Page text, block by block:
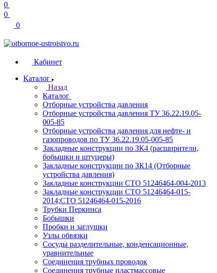
0
0
0
Кабинет
Каталог
Назад
Каталог
Отборные устройства давления
Отборные устройства давления ТУ 36.22.19.05-
005-85
Отборные устройства давления для нефте- и
газопроводов по ТУ 36.22.19.05-005-85
Закладные конструкции по ЗК4 (расширители,
бобышки и штуцеры)
Закладные конструкции по ЗК14 (Отборные
устройства давления)
Закладные конструкции СТО 51246464-004-2013
Закладные конструкции СТО 51246464-015-
2014;СТО 51246464-015-2016
Трубки Перкинса
Бобышки
Пробки и заглушки
Узлы обвязки
Сосуды разделительные, конденсационные,
уравнительные
Соединения трубных проводок
Соединения трубные пластмассовые